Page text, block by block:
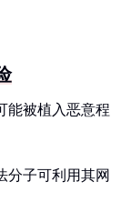
能被植入恶意程
分子可利用其网